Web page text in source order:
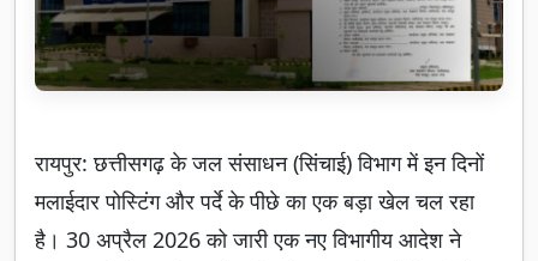
रायपुर: छत्तीसगढ़ के जल संसाधन (सिंचाई) विभाग में इन दिनों
मलाईदार पोस्टिंग और पर्दे के पीछे का एक बड़ा खेल चल रहा
है। 30 अप्रैल 2026 को जारी एक नए विभागीय आदेश ने